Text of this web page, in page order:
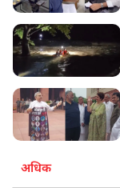
अधिक